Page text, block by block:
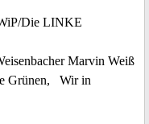
Die LINKE
Marvin Weiß
Grünen, Wir in